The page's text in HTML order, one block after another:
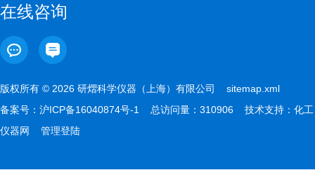
在线咨询
版权所有 © 2026 研熠科学仪器（上海）有限公司 sitemap.xml
备案号： 沪ICP备16040874号-1 总访问量：310906 技术支持： 化工
仪器网
管理登陆